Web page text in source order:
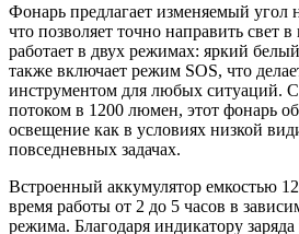
Фонарь предлагает изменяемый угол
что позволяет точно направить свет
работает в двух режимах: яркий
также включает режим SOS, что
инструментом для любых ситуаций.
потоком в 1200 люмен, этот фонарь
освещение как в условиях низкой
повседневных задачах.
Встроенный аккумулятор емкостью
время работы от 2 до 5 часов в
режима. Благодаря индикатору